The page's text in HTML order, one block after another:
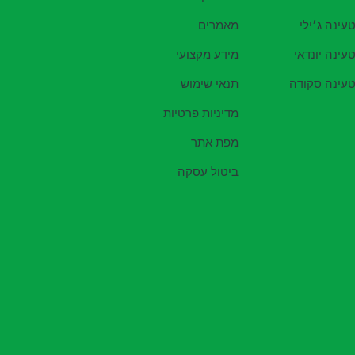
ג׳ילי
יונדאי
סקודה
מאמרים
מידע מקצועי
תנאי שימוש
מדיניות פרטיות
מפת אתר
ביטול עסקה